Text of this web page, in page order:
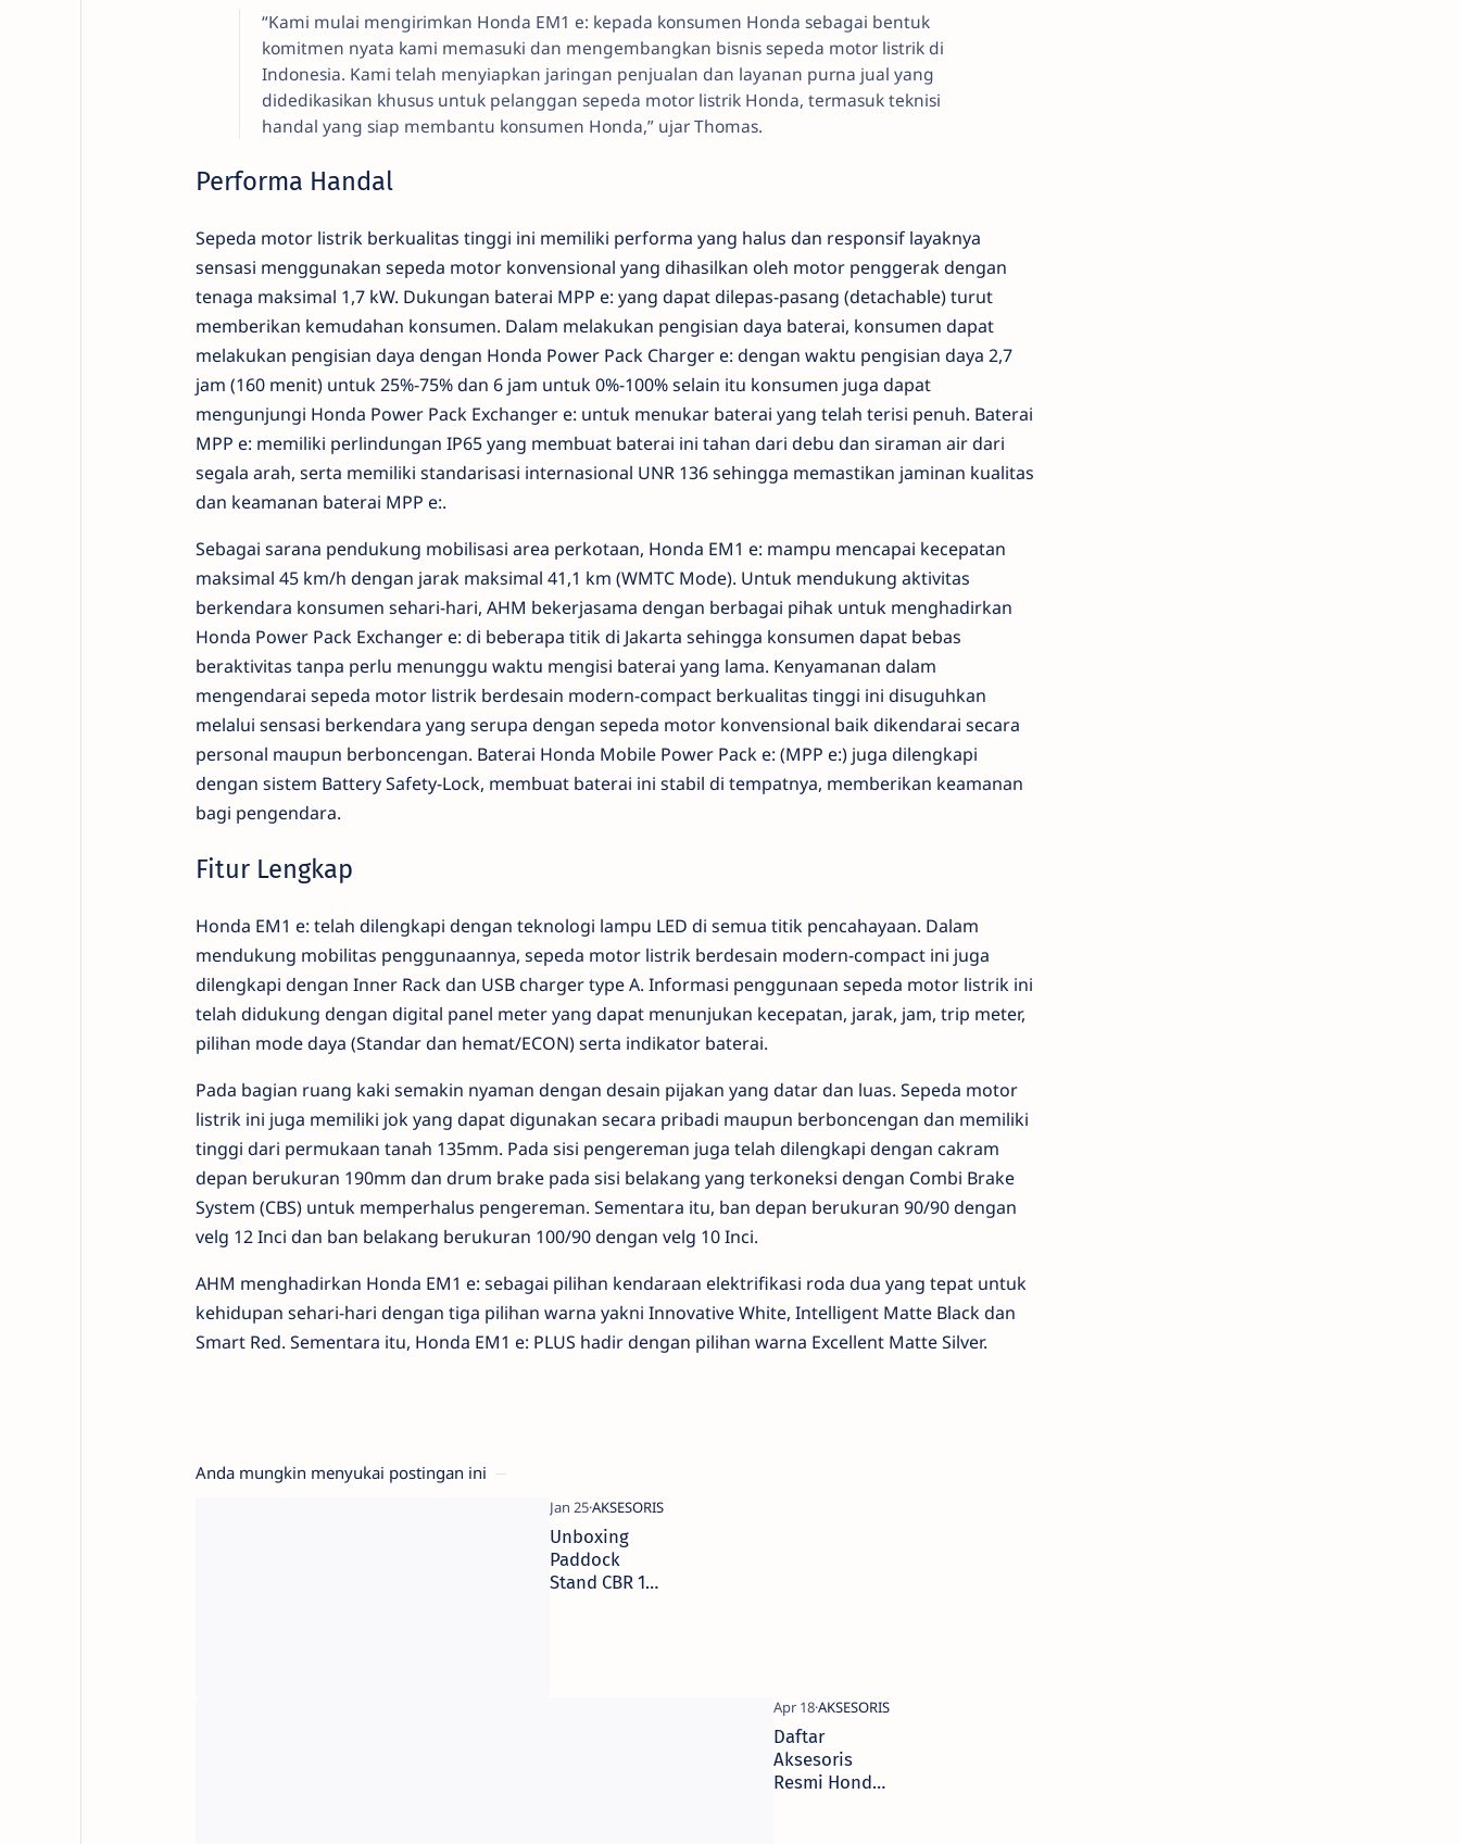
“Kami mulai mengirimkan Honda EM1 e: kepada konsumen Honda sebagai bentuk
komitmen nyata kami memasuki dan mengembangkan bisnis sepeda motor listrik di
Indonesia. Kami telah menyiapkan jaringan penjualan dan layanan purna jual yang
didedikasikan khusus untuk pelanggan sepeda motor listrik Honda, termasuk teknisi
handal yang siap membantu konsumen Honda,” ujar Thomas.
Performa Handal
Sepeda motor listrik berkualitas tinggi ini memiliki performa yang halus dan responsif layaknya
sensasi menggunakan sepeda motor konvensional yang dihasilkan oleh motor penggerak dengan
tenaga maksimal 1,7 kW. Dukungan baterai MPP e: yang dapat dilepas-pasang (detachable) turut
memberikan kemudahan konsumen. Dalam melakukan pengisian daya baterai, konsumen dapat
melakukan pengisian daya dengan Honda Power Pack Charger e: dengan waktu pengisian daya 2,7
jam (160 menit) untuk 25%-75% dan 6 jam untuk 0%-100% selain itu konsumen juga dapat
mengunjungi Honda Power Pack Exchanger e: untuk menukar baterai yang telah terisi penuh. Baterai
MPP e: memiliki perlindungan IP65 yang membuat baterai ini tahan dari debu dan siraman air dari
segala arah, serta memiliki standarisasi internasional UNR 136 sehingga memastikan jaminan kualitas
dan keamanan baterai MPP e:.
Sebagai sarana pendukung mobilisasi area perkotaan, Honda EM1 e: mampu mencapai kecepatan
maksimal 45 km/h dengan jarak maksimal 41,1 km (WMTC Mode). Untuk mendukung aktivitas
berkendara konsumen sehari-hari, AHM bekerjasama dengan berbagai pihak untuk menghadirkan
Honda Power Pack Exchanger e: di beberapa titik di Jakarta sehingga konsumen dapat bebas
beraktivitas tanpa perlu menunggu waktu mengisi baterai yang lama. Kenyamanan dalam
mengendarai sepeda motor listrik berdesain modern-compact berkualitas tinggi ini disuguhkan
melalui sensasi berkendara yang serupa dengan sepeda motor konvensional baik dikendarai secara
personal maupun berboncengan. Baterai Honda Mobile Power Pack e: (MPP e:) juga dilengkapi
dengan sistem Battery Safety-Lock, membuat baterai ini stabil di tempatnya, memberikan keamanan
bagi pengendara.
Fitur Lengkap
Honda EM1 e: telah dilengkapi dengan teknologi lampu LED di semua titik pencahayaan. Dalam
mendukung mobilitas penggunaannya, sepeda motor listrik berdesain modern-compact ini juga
dilengkapi dengan Inner Rack dan USB charger type A. Informasi penggunaan sepeda motor listrik ini
telah didukung dengan digital panel meter yang dapat menunjukan kecepatan, jarak, jam, trip meter,
pilihan mode daya (Standar dan hemat/ECON) serta indikator baterai.
Pada bagian ruang kaki semakin nyaman dengan desain pijakan yang datar dan luas. Sepeda motor
listrik ini juga memiliki jok yang dapat digunakan secara pribadi maupun berboncengan dan memiliki
tinggi dari permukaan tanah 135mm. Pada sisi pengereman juga telah dilengkapi dengan cakram
depan berukuran 190mm dan drum brake pada sisi belakang yang terkoneksi dengan Combi Brake
System (CBS) untuk memperhalus pengereman. Sementara itu, ban depan berukuran 90/90 dengan
velg 12 Inci dan ban belakang berukuran 100/90 dengan velg 10 Inci.
AHM menghadirkan Honda EM1 e: sebagai pilihan kendaraan elektrifikasi roda dua yang tepat untuk
kehidupan sehari-hari dengan tiga pilihan warna yakni Innovative White, Intelligent Matte Black dan
Smart Red. Sementara itu, Honda EM1 e: PLUS hadir dengan pilihan warna Excellent Matte Silver.
Anda mungkin menyukai postingan ini
Unboxing
Paddock
Stand CBR 150
Daftar
Aksesoris
Resmi Honda